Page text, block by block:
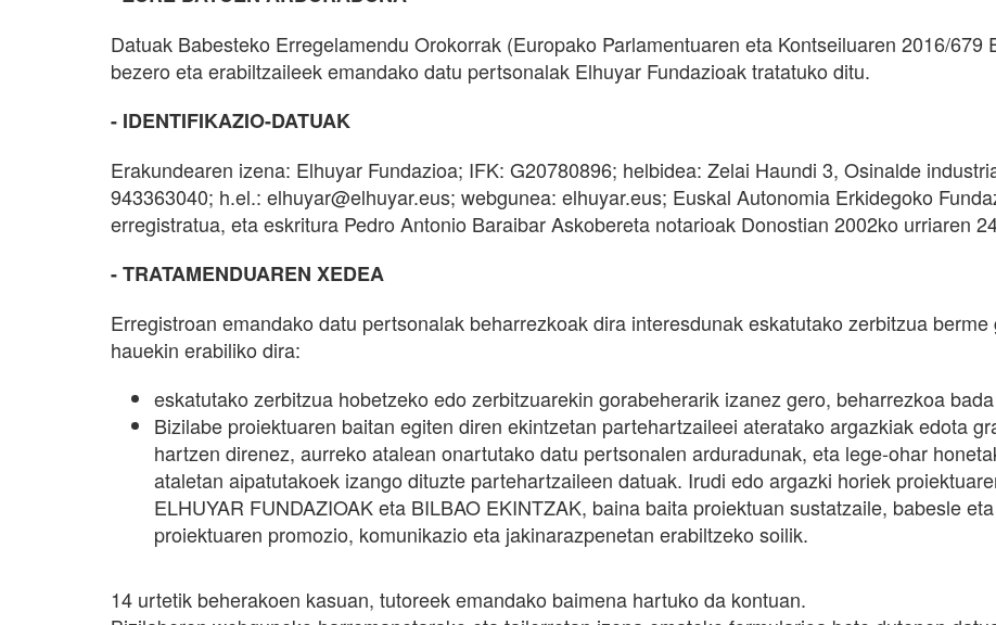
Datuak Babesteko Erregelamendu Orokorrak (Europako Parlamentuaren eta Kontseiluaren 2016/679
bezero eta erabiltzaileek emandako datu pertsonalak Elhuyar Fundazioak tratatuko ditu.
- IDENTIFIKAZIO-DATUAK
Erakundearen izena: Elhuyar Fundazioa; IFK: G20780896; helbidea: Zelai Haundi 3, Osinalde
943363040; h.el.: elhuyar@elhuyar.eus; webgunea: elhuyar.eus; Euskal Autonomia Erkidegoko
erregistratua, eta eskritura Pedro Antonio Baraibar Askobereta notarioak Donostian 2002ko urriaren
- TRATAMENDUAREN XEDEA
Erregistroan emandako datu pertsonalak beharrezkoak dira interesdunak eskatutako zerbitzua
hauekin erabiliko dira:
eskatutako zerbitzua hobetzeko edo zerbitzuarekin gorabeherarik izanez gero, beharrezkoa
Bizilabe proiektuaren baitan egiten diren ekintzetan partehartzaileei ateratako argazkiak edota
hartzen direnez, aurreko atalean onartutako datu pertsonalen arduradunak, eta lege-ohar
ataletan aipatutakoek izango dituzte partehartzaileen datuak. Irudi edo argazki horiek
ELHUYAR FUNDAZIOAK eta BILBAO EKINTZAK, baina baita proiektuan sustatzaile, babesle
proiektuaren promozio, komunikazio eta jakinarazpenetan erabiltzeko soilik.
14 urtetik beherakoen kasuan, tutoreek emandako baimena hartuko da kontuan.